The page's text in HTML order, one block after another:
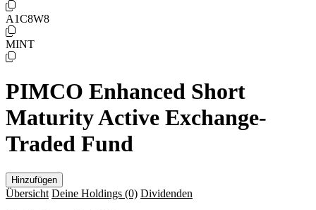
A1C8W8
MINT
PIMCO Enhanced Short
Maturity Active Exchange-
Traded Fund
Hinzufügen
Übersicht Deine Holdings (0) Dividenden